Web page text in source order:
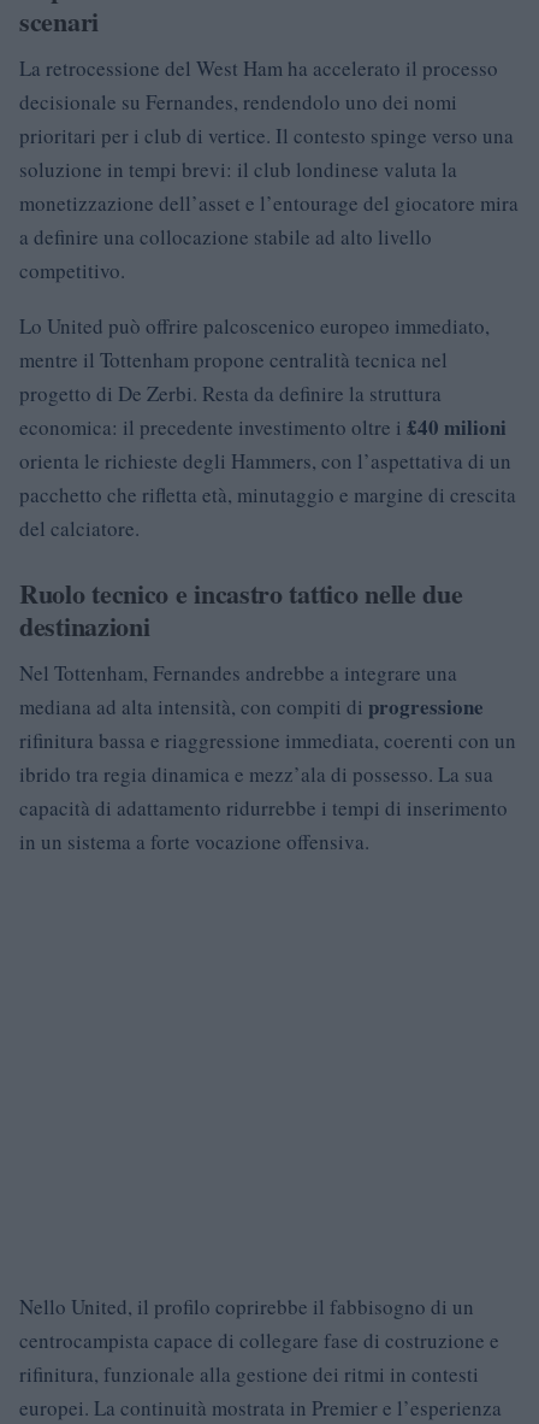
scenari
La retrocessione del West Ham ha accelerato il processo
decisionale su Fernandes, rendendolo uno dei nomi
prioritari per i club di vertice. Il contesto spinge verso una
soluzione in tempi brevi: il club londinese valuta la
monetizzazione dell’asset e l’entourage del giocatore mira
a definire una collocazione stabile ad alto livello
competitivo.
Lo United può offrire palcoscenico europeo immediato,
mentre il Tottenham propone centralità tecnica nel
progetto di De Zerbi. Resta da definire la struttura
economica: il precedente investimento oltre i £40 milioni
orienta le richieste degli Hammers, con l’aspettativa di un
pacchetto che rifletta età, minutaggio e margine di crescita
del calciatore.
Ruolo tecnico e incastro tattico nelle due
destinazioni
Nel Tottenham, Fernandes andrebbe a integrare una
mediana ad alta intensità, con compiti di progressione
rifinitura bassa e riaggressione immediata, coerenti con un
ibrido tra regia dinamica e mezz’ala di possesso. La sua
capacità di adattamento ridurrebbe i tempi di inserimento
in un sistema a forte vocazione offensiva.
Nello United, il profilo coprirebbe il fabbisogno di un
centrocampista capace di collegare fase di costruzione e
rifinitura, funzionale alla gestione dei ritmi in contesti
europei. La continuità mostrata in Premier e l’esperienza